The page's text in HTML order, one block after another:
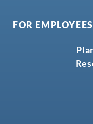
FOR EMPLOYEES